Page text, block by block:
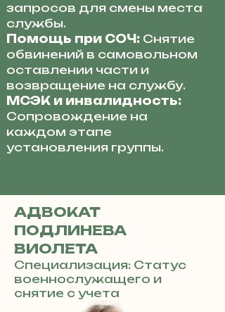
запросов для смены места
службы.
Помощь при СОЧ: Снятие
обвинений в самовольном
оставлении части и
возвращение на службу.
МСЭК и инвалидность:
Сопровождение на
каждом этапе
установления группы.
АДВОКАТ
ПОДЛИНЕВА
ВИОЛЕТА
Специализация: Статус
военнослужащего и
снятие с учета